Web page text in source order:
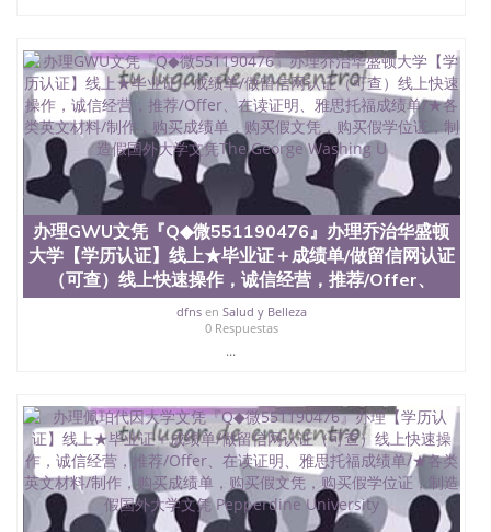
办理GWU文凭『Q◆微551190476』办理乔治华盛顿
大学【学历认证】线上★毕业证＋成绩单/做留信网认证
（可查）线上快速操作，诚信经营，推荐/Offer、
dfnsen Salud y Belleza
0 Respuestas
...